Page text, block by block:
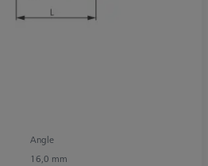
Angle
16,0 mm